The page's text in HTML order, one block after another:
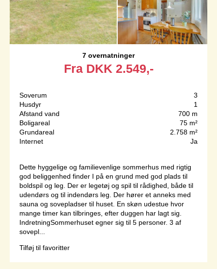
7 overnatninger
Fra DKK 2.549,-
Soverum
3
Husdyr
1
Afstand vand
700 m
Boligareal
75 m²
Grundareal
2.758 m²
Internet
Ja
Dette hyggelige og familievenlige sommerhus med rigtig
god beliggenhed finder I på en grund med god plads til
boldspil og leg. Der er legetøj og spil til rådighed, både til
udendørs og til indendørs leg. Der hører et anneks med
sauna og sovepladser til huset. En skøn udestue hvor
mange timer kan tilbringes, efter duggen har lagt sig.
IndretningSommerhuset egner sig til 5 personer. 3 af
sovepl...
Tilføj til favoritter